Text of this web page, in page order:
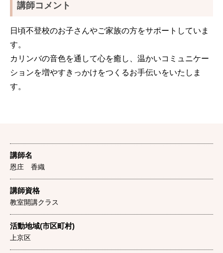
講師コメント
日頃不登校のお子さんやご家族の方をサポートしていま
す。
カリンバの音色を通して心を癒し、 温かいコミュニケー
ションを増やすきっかけをつくるお手伝いをいたしま
す。
講師名
恩庄 香織
講師資格
教室開講クラス
活動地域(市区町村)
上京区